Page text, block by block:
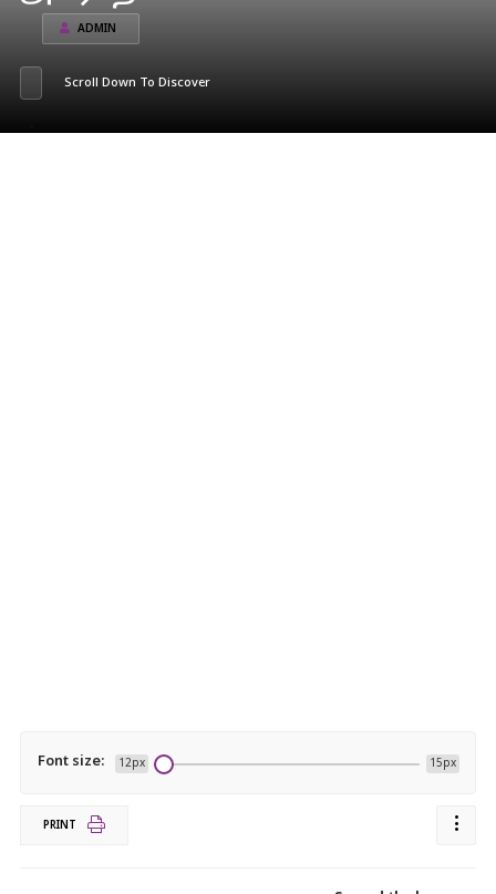
ADMIN
Scroll Down To Discover
Font size: 12px 15px
PRINT